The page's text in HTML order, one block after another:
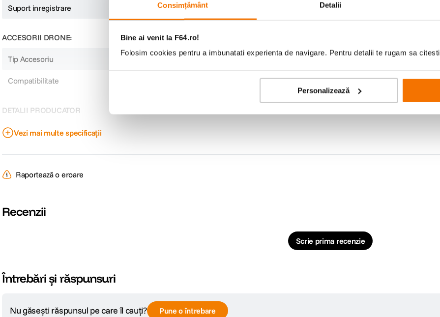
Consimțământ Detalii
Bine ai venit la F64.ro!
Folosim cookies pentru a imbunatati experienta de navigare. Pentru detalii te rugam sa citesti
Personalizează
Suport inregistrare
ACCESORII DRONE:
Tip Accesoriu
Compatibilitate
DETALII PRODUCATOR
Cod producator
Vezi mai multe specificații
Raportează o eroare
Recenzii
Scrie prima recenzie
Întrebări și răspunsuri
Nu găsești răspunsul pe care îl cauți? Pune o întrebare